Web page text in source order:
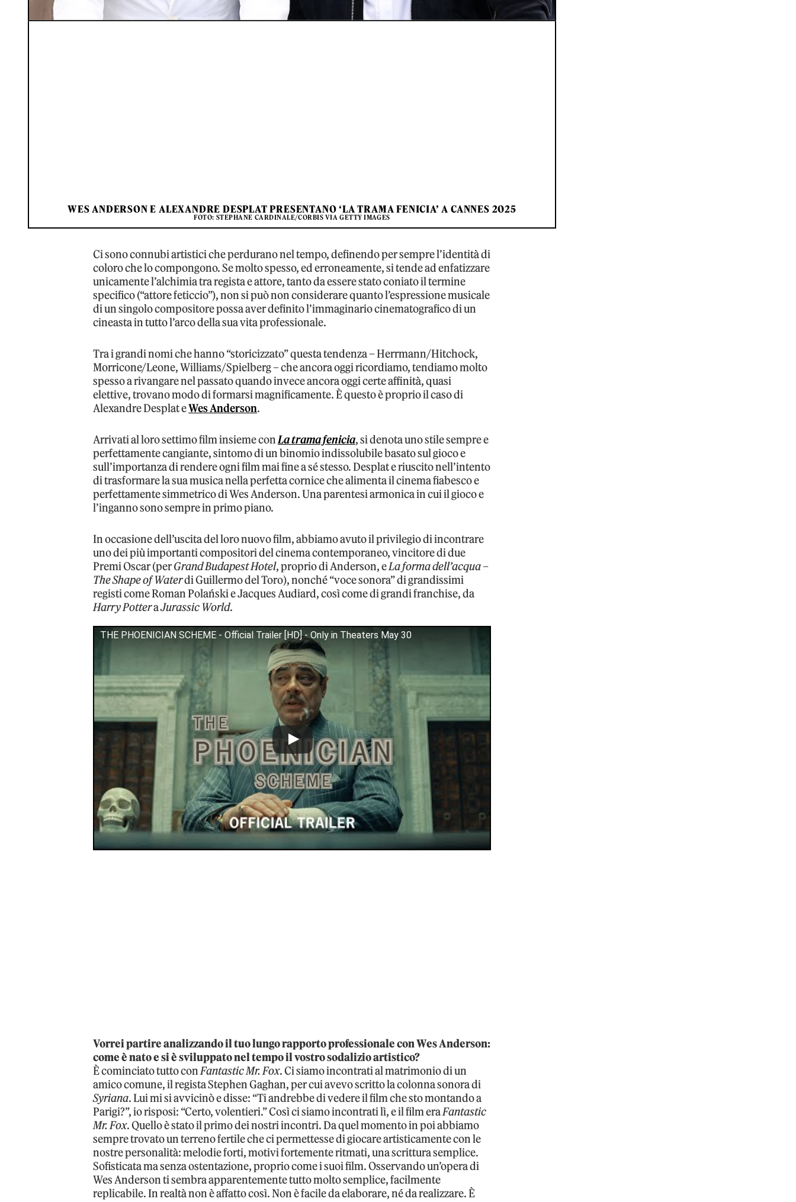
WES ANDERSON E ALEXANDRE DESPLAT PRESENTANO ‘LA TRAMA FENICIA’ A CANNES 2025
FOTO: STEPHANE CARDINALE/CORBIS VIA GETTY IMAGES
Ci sono connubi artistici che perdurano nel tempo, definendo per sempre l’identità di
coloro che lo compongono. Se molto spesso, ed erroneamente, si tende ad enfatizzare
unicamente l’alchimia tra regista e attore, tanto da essere stato coniato il termine
specifico (“attore feticcio”), non si può non considerare quanto l’espressione musicale
di un singolo compositore possa aver definito l’immaginario cinematografico di un
cineasta in tutto l’arco della sua vita professionale.
Tra i grandi nomi che hanno “storicizzato” questa tendenza – Herrmann/Hitchock,
Morricone/Leone, Williams/Spielberg – che ancora oggi ricordiamo, tendiamo molto
spesso a rivangare nel passato quando invece ancora oggi certe affinità, quasi
elettive, trovano modo di formarsi magnificamente. È questo è proprio il caso di
Alexandre Desplat eWes Anderson.
Arrivati al loro settimo film insieme conLa trama fenicia, si denota uno stile sempre e
perfettamente cangiante, sintomo di un binomio indissolubile basato sul gioco e
sull’importanza di rendere ogni film mai fine a sé stesso. Desplat e riuscito nell’intento
di trasformare la sua musica nella perfetta cornice che alimenta il cinema fiabesco e
perfettamente simmetrico di Wes Anderson. Una parentesi armonica in cui il gioco e
l’inganno sono sempre in primo piano.
In occasione dell’uscita del loro nuovo film, abbiamo avuto il privilegio di incontrare
uno dei più importanti compositori del cinema contemporaneo, vincitore di due
Premi Oscar (perGrand Budapest Hotel, proprio di Anderson, eLa forma dell’acqua –
The Shape of Waterdi Guillermo del Toro), nonché “voce sonora” di grandissimi
registi come Roman Polański e Jacques Audiard, così come di grandi franchise, da
Harry PotteraJurassic World.
THE PHOENICIAN SCHEME - Official Trailer [HD] - Only in Theaters May 30
Vorrei partire analizzando il tuo lungo rapporto professionale con Wes Anderson:
come è nato e si è sviluppato nel tempo il vostro sodalizio artistico?
È cominciato tutto conFantastic Mr. Fox. Ci siamo incontrati al matrimonio di un
amico comune, il regista Stephen Gaghan, per cui avevo scritto la colonna sonora di
Syriana. Lui mi si avvicinò e disse: “Ti andrebbe di vedere il film che sto montando a
Parigi?”, io risposi: “Certo, volentieri.” Così ci siamo incontrati lì, e il film eraFantastic
Mr. Fox. Quello è stato il primo dei nostri incontri. Da quel momento in poi abbiamo
sempre trovato un terreno fertile che ci permettesse di giocare artisticamente con le
nostre personalità: melodie forti, motivi fortemente ritmati, una scrittura semplice.
Sofisticata ma senza ostentazione, proprio come i suoi film. Osservando un’opera di
Wes Anderson ti sembra apparentemente tutto molto semplice, facilmente
replicabile. In realtà non è affatto così. Non è facile da elaborare, né da realizzare. È